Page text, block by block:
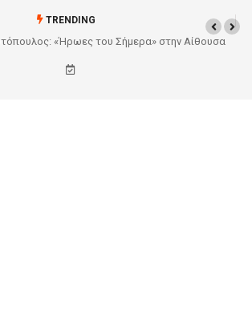
TRENDING
το Σχέδιο στην Πραγματικότητα